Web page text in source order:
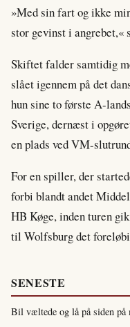
»Med sin fart og ikke
stor gevinst i
Skiftet falder samtidig
slået igennem på det
hun sine to første A-
Sverige, dernæst i
en plads ved VM-
For en spiller, der
forbi blandt andet
HB Køge, inden turen
til Wolfsburg det
SENESTE
Bil væltede og lå på siden på